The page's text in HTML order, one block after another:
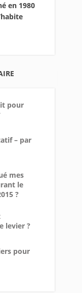
en 1980
pour
– par
mes
le
?
levier ?
pour